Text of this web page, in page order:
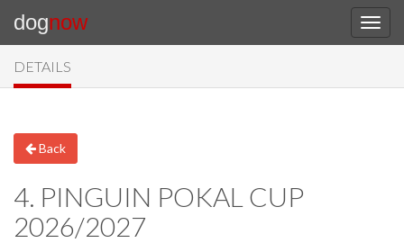
dognow
DETAILS
Back
4. PINGUIN POKAL CUP
2026/2027